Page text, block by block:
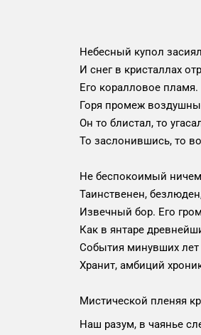
Небесный купол
И снег в кристаллах
Его коралловое пламя.
Горя промеж
Он то блистал, то
То заслонившись, то
Не беспокоимый
Таинственен,
Извечный бор. Его
Как в янтаре
События минувших лет
Хранит, амбиций
Мистической пленяя
Наш разум, в чаянье